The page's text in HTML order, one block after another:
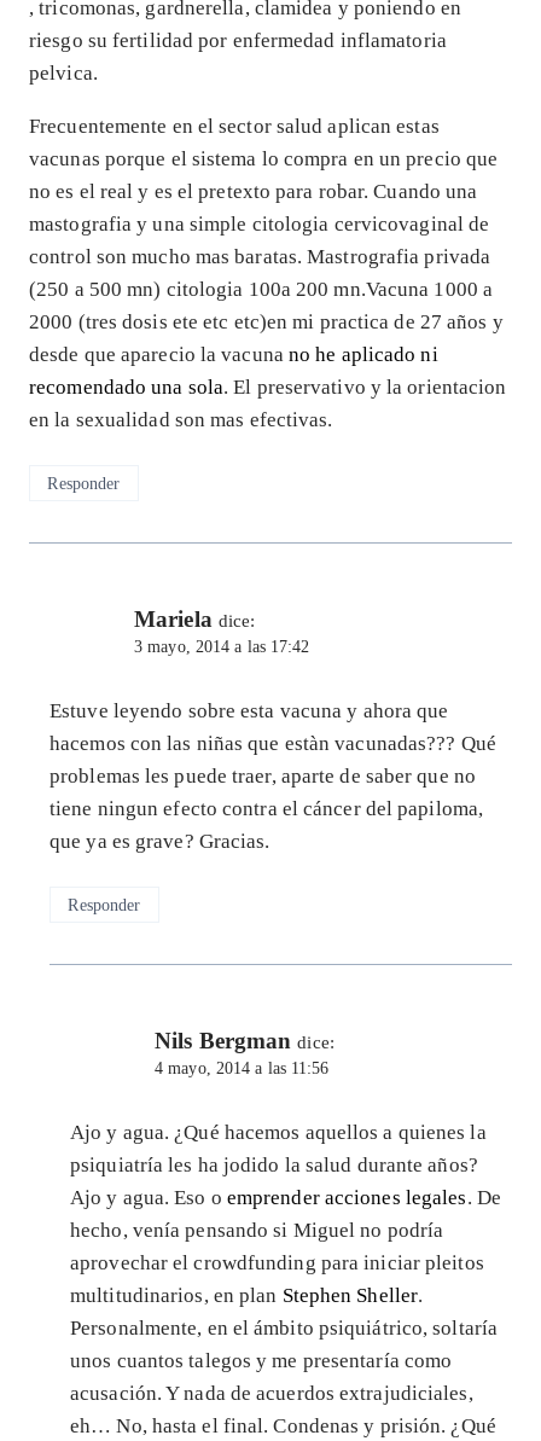
, tricomonas, gardnerella, clamidea y poniendo en
riesgo su fertilidad por enfermedad inflamatoria
pelvica.
Frecuentemente en el sector salud aplican estas
vacunas porque el sistema lo compra en un precio que
no es el real y es el pretexto para robar. Cuando una
mastografia y una simple citologia cervicovaginal de
control son mucho mas baratas. Mastrografia privada
(250 a 500 mn) citologia 100a 200 mn.Vacuna 1000 a
2000 (tres dosis ete etc etc)en mi practica de 27 años y
desde que aparecio la vacuna no he aplicado ni
recomendado una sola. El preservativo y la orientacion
en la sexualidad son mas efectivas.
Responder
Mariela dice:
3 mayo, 2014 a las 17:42
Estuve leyendo sobre esta vacuna y ahora que
hacemos con las niñas que estàn vacunadas??? Qué
problemas les puede traer, aparte de saber que no
tiene ningun efecto contra el cáncer del papiloma,
que ya es grave? Gracias.
Responder
Nils Bergman dice:
4 mayo, 2014 a las 11:56
Ajo y agua. ¿Qué hacemos aquellos a quienes la
psiquiatría les ha jodido la salud durante años?
Ajo y agua. Eso o emprender acciones legales. De
hecho, venía pensando si Miguel no podría
aprovechar el crowdfunding para iniciar pleitos
multitudinarios, en plan Stephen Sheller.
Personalmente, en el ámbito psiquiátrico, soltaría
unos cuantos talegos y me presentaría como
acusación. Y nada de acuerdos extrajudiciales,
eh… No, hasta el final. Condenas y prisión. ¿Qué